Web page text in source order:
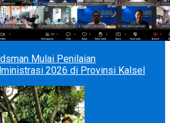
Mulai Penilaian
2026 di Provinsi Kalsel